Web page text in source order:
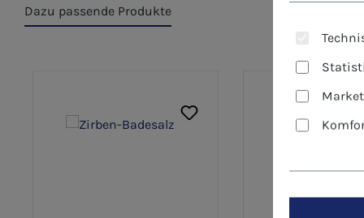
Dazu passende Produkte